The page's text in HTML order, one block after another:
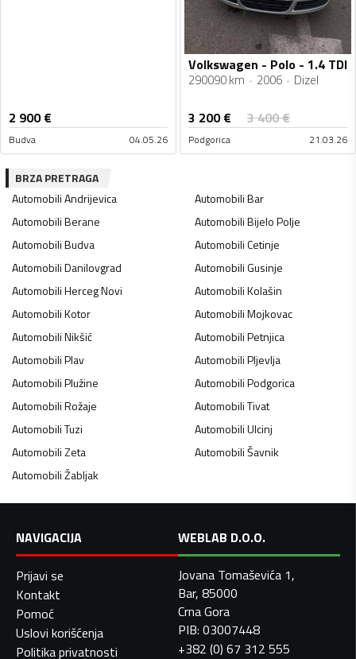
2 900€
Budva 04.05.26
Volkswagen - Polo - 1.4 TDI
290090 km 2006 Dizel
3 200€ 3 400€
Podgorica 21.03.26
BRZA PRETRAGA
AutomobiliAndrijevica AutomobiliBar
AutomobiliBerane AutomobiliBijelo Polje
AutomobiliBudva AutomobiliCetinje
AutomobiliDanilovgrad AutomobiliGusinje
AutomobiliHerceg Novi AutomobiliKolašin
AutomobiliKotor AutomobiliMojkovac
AutomobiliNikšić AutomobiliPetnjica
AutomobiliPlav AutomobiliPljevlja
AutomobiliPlužine AutomobiliPodgorica
AutomobiliRožaje AutomobiliTivat
AutomobiliTuzi AutomobiliUlcinj
AutomobiliZeta AutomobiliŠavnik
AutomobiliŽabljak
NAVIGACIJA
Prijavi se
Kontakt
Pomoć
Uslovi korišćenja
Politika privatnosti
WEBLAB D.O.O.
Jovana Tomaševića 1,
Bar, 85000
Crna Gora
PIB: 03007448
+382 (0) 67 312 555